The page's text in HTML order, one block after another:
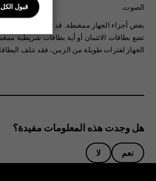
الصوت.
بعض أجزاء الجهاز ممغنطة. قد تنجذب المواد
تضع بطاقات الائتمان أو أية بطاقات شريطية
الجهاز لفترات طويلة من الزمن، فقد تتلف
هل وجدت هذه المعلومات مفيدة؟
نعم لا
قبول الكل